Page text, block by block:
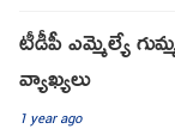
టీడీపీ ఎమ్మెల్యే
వ్యాఖ్యలు
1 year ago